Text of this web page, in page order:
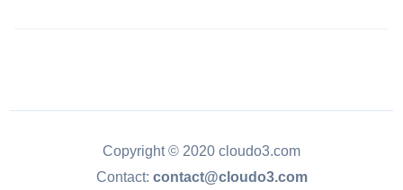
Copyright © 2020 cloudo3.com
Contact: contact@cloudo3.com